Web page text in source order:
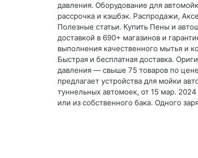
давления. Оборудование для
рассрочка и кэшбэк. Распродажи,
Полезные статьи. Купить Пены и
доставкой в 690+ магазинов и
выполнения качественного мытья и
Быстрая и бесплатная доставка.
давления — свыше 75 товаров по
предлагает устройства для мойки
туннельных автомоек, от 15 мар.
или из собственного бака. Одного